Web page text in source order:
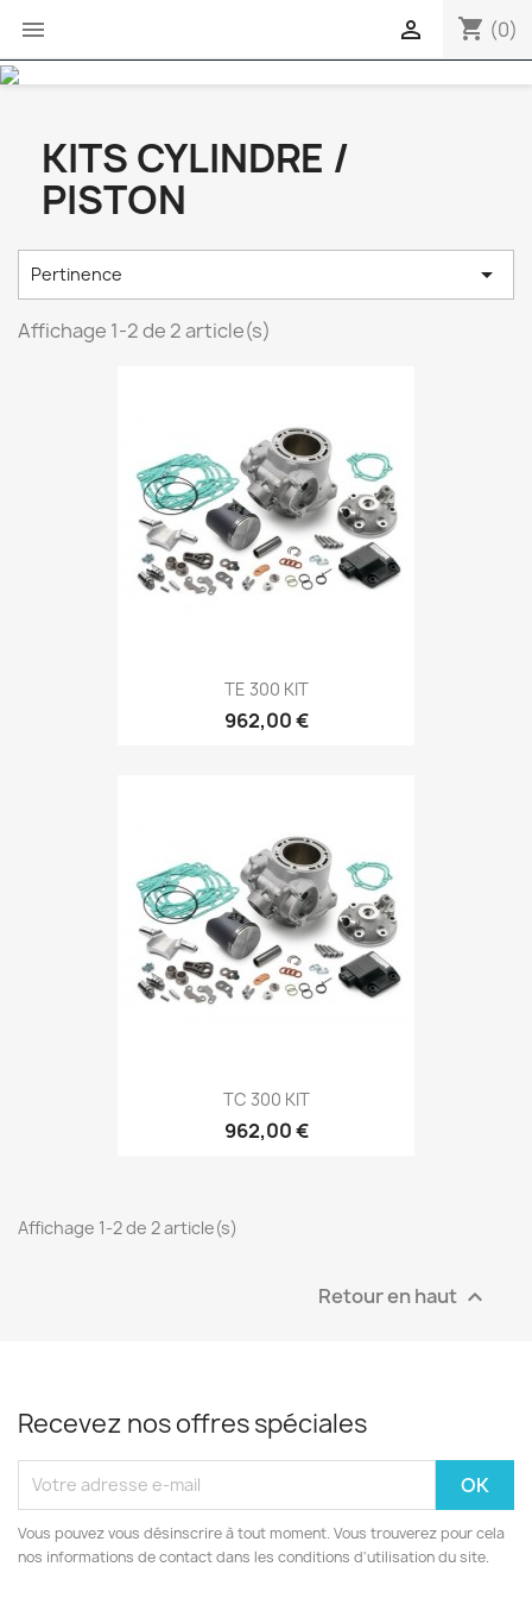
 shopping_cart (0)

KITS CYLINDRE /
PISTON
Pertinence 
Affichage 1-2 de 2 article(s)
TE 300 KIT
962,00 €
TC 300 KIT
962,00 €
Affichage 1-2 de 2 article(s)
Retour en haut 
Recevez nos offres spéciales
Vous pouvez vous désinscrire à tout moment. Vous trouverez pour cela
nos informations de contact dans les conditions d'utilisation du site.